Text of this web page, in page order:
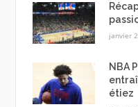
janvier
NBA
étiez